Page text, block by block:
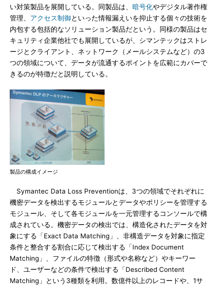
い対策製品を展開している。同製品は、 暗号化やデジタル著作権
管理、 アクセス制御といった情報漏えいを抑止する個々の技術を
内包する包括的なソリューション製品だという。同様の製品はセ
キュリティ企業他社でも展開しているが、シマンテックはストレ
ージとクライアント、ネットワーク（メールシステムなど）の3
つの領域について、データが流通するポイントを広範にカバーで
きるのが特徴だと説明している。
製品の構成イメージ
Symantec Data Loss Preventionは、3つの領域でそれぞれに
機密データを検出するモジュールとデータやポリシーを管理する
モジュール、そして各モジュールを一元管理するコンソールで構
成されている。機密データの検出では、構造化されたデータを対
象にする「Exact Data Matching」、非構造データを対象に指定
条件と整合する割合に応じて検出する「Index Document
Matching」、ファイルの特徴（形式や名称など）やキーワー
ド、ユーザーなどの条件で検出する「Described Content
Matching」という3種類を利用。数億件以上のレコードや、1サ